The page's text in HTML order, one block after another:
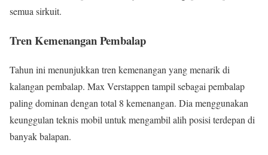
semua sirkuit.
Tren Kemenangan Pembalap
Tahun ini menunjukkan tren kemenangan yang menarik di
kalangan pembalap. Max Verstappen tampil sebagai pembalap
paling dominan dengan total 8 kemenangan. Dia menggunakan
keunggulan teknis mobil untuk mengambil alih posisi terdepan di
banyak balapan.